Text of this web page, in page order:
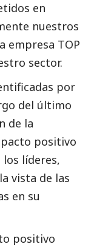
en
nuestros
empresa TOP
sector.
por
del último
de la
positivo
líderes,
vista de las
en su
positivo